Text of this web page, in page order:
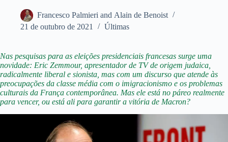
Francesco Palmieri and Alain de Benoist
21 de outubro de 2021
Últimas
Nas pesquisas para as eleições presidenciais francesas surge uma
novidade: Eric Zemmour, apresentador de TV de origem judaica,
radicalmente liberal e sionista, mas com um discurso que atende às
preocupações da classe média com o imigracionismo e os problemas
culturais da França contemporânea. Mas ele está no páreo realmente
para vencer, ou está ali para garantir a vitória de Macron?